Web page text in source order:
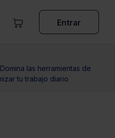
Entrar
las herramientas de
tu trabajo diario